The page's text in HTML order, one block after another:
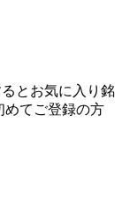
とお気に入り銘
めてご登録の方